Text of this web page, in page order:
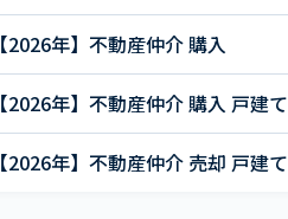
【2026年】不動産仲介 購入
【2026年】不動産仲介 購入 戸建て
【2026年】不動産仲介 売却 戸建て